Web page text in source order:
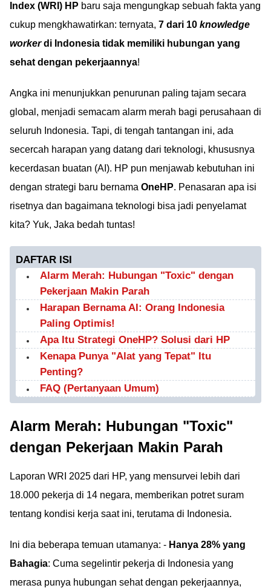
Index (WRI) HP baru saja mengungkap sebuah fakta yang
cukup mengkhawatirkan: ternyata, 7 dari 10 knowledge
workerdi Indonesia tidak memiliki hubungan yang
sehat dengan pekerjaannya!
Angka ini menunjukkan penurunan paling tajam secara
global, menjadi semacam alarm merah bagi perusahaan di
seluruh Indonesia. Tapi, di tengah tantangan ini, ada
secercah harapan yang datang dari teknologi, khususnya
kecerdasan buatan (AI). HP pun menjawab kebutuhan ini
dengan strategi baru bernama OneHP. Penasaran apa isi
risetnya dan bagaimana teknologi bisa jadi penyelamat
kita? Yuk, Jaka bedah tuntas!
DAFTAR ISI
Alarm Merah: Hubungan "Toxic" dengan
Pekerjaan Makin Parah
Harapan Bernama AI: Orang Indonesia
Paling Optimis!
Apa Itu Strategi OneHP? Solusi dari HP
Kenapa Punya "Alat yang Tepat" Itu
Penting?
FAQ (Pertanyaan Umum)
Alarm Merah: Hubungan "Toxic"
dengan Pekerjaan Makin Parah
Laporan WRI 2025 dari HP, yang mensurvei lebih dari
18.000 pekerja di 14 negara, memberikan potret suram
tentang kondisi kerja saat ini, terutama di Indonesia.
Ini dia beberapa temuan utamanya: - Hanya 28% yang
Bahagia: Cuma segelintir pekerja di Indonesia yang
merasa punya hubungan sehat dengan pekerjaannya,